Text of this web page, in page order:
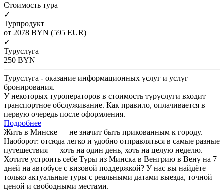
Cтоимость тура
✓
Турпродукт
от 2078 BYN (595 EUR)
✓
Туруслуга
250 BYN
Туруслуга - оказание информационных услуг и услуг
бронирования.
У некоторых туроператоров в стоимость туруслуги входит
транспортное обслуживание. Как правило, оплачивается в
первую очередь после оформления.
Подробнее
Жить в Минске — не значит быть прикованным к городу.
Наоборот: отсюда легко и удобно отправляться в самые разные
путешествия — хоть на один день, хоть на целую неделю.
Хотите устроить себе Туры из Минска в Венгрию в Вену на 7
дней на автобусе с визовой поддержкой? У нас вы найдёте
только актуальные туры с реальными датами выезда, точной
ценой и свободными местами.